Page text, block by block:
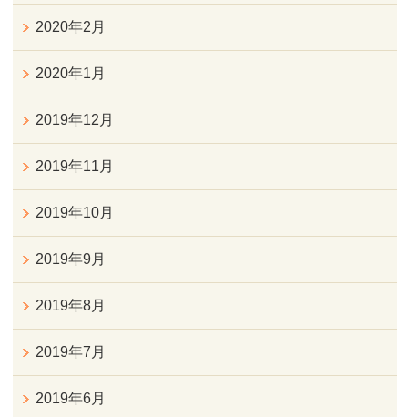
2020年2月
2020年1月
2019年12月
2019年11月
2019年10月
2019年9月
2019年8月
2019年7月
2019年6月